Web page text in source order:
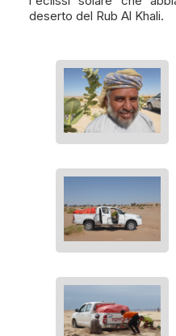
deserto del Rub Al Khali.